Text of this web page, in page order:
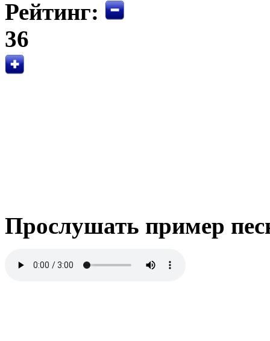
Рейтинг:
36
Прослушать пример